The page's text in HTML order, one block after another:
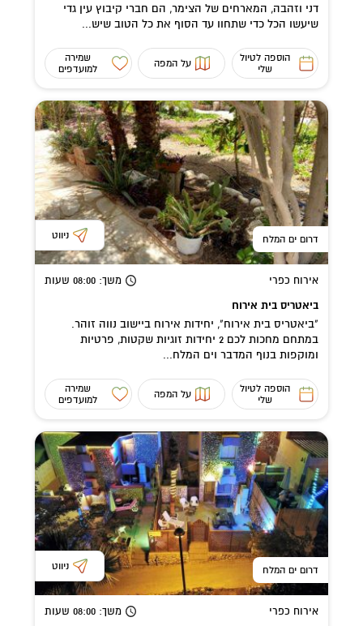
דני וזהבה, המארחים של הצימר, הם חברי קיבוץ עין גדי
שיעשו הכל כדי שתחוו עד הסוף את כל הטוב שיש...
הוספה לטיול
שלי
על המפה
שמירה
למועדפים
דרום ים המלח ניווט
אירוח כפרי משך: 08:00 שעות
ביאטריס בית אירוח
"ביאטריס בית אירוח", יחידות אירוח ביישוב נווה זוהר.
במתחם מחכות לכם 2 יחידות זוגיות שקטות, פרטיות
ומוקפות בנוף המדבר וים המלח...
הוספה לטיול
שלי
על המפה
שמירה
למועדפים
דרום ים המלח ניווט
אירוח כפרי משך: 08:00 שעות